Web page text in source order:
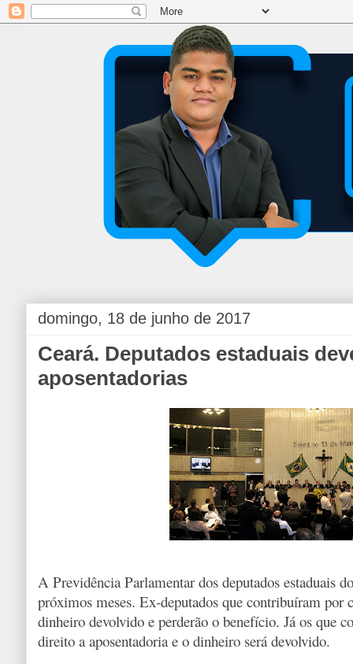
domingo, 18 de junho de 2017
Ceará. Deputados estaduais
aposentadorias
A Previdência Parlamentar dos deputados estaduais
próximos meses. Ex-deputados que contribuíram por
dinheiro devolvido e perderão o benefício. Já os que
direito a aposentadoria e o dinheiro será devolvido.